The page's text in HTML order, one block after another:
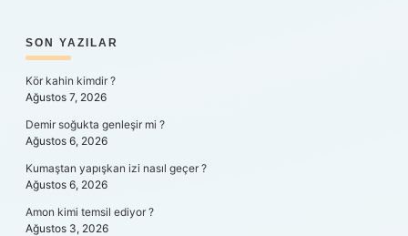
SIDEBAR
SON YAZILAR
Kör kahin kimdir ?
Ağustos 7, 2026
Demir soğukta genleşir mi ?
Ağustos 6, 2026
Kumaştan yapışkan izi nasıl geçer ?
Ağustos 6, 2026
Amon kimi temsil ediyor ?
Ağustos 3, 2026